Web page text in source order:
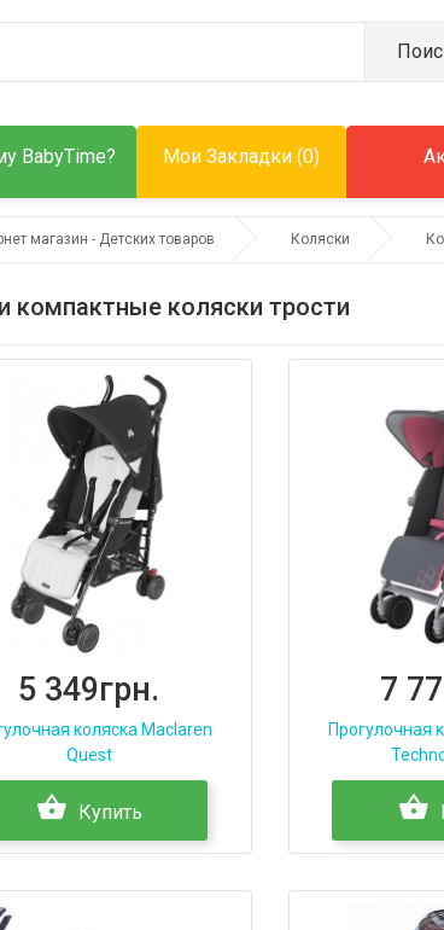
BabyTime? Мои Закладки (0)
магазин - Детских товаров Коляски
компактные коляски трости
5 349грн.
коляска Maclaren
Quest
Купить
7
Прогулочная